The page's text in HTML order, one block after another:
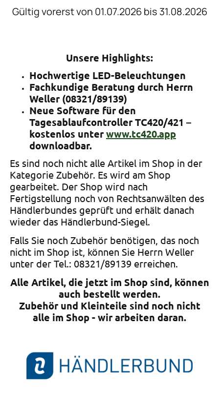
Gültig vorerst von 01.07.2026 bis 31.08.2026
Unsere Highlights:
Hochwertige LED-Beleuchtungen
Fachkundige Beratung durch Herrn
Weller (08321/89139)
Neue Software für den
Tagesablaufcontroller TC420/421 –
kostenlos unterwww.tc420.app
downloadbar.
Es sind noch nicht alle Artikel im Shop in der
Kategorie Zubehör. Es wird am Shop
gearbeitet. Der Shop wird nach
Fertigstellung noch von Rechtsanwälten des
Händlerbundes geprüft und erhält danach
wieder das Händlerbund-Siegel.
Falls Sie noch Zubehör benötigen, das noch
nicht im Shop ist, können Sie Herrn Weller
unter der Tel.: 08321/89139 erreichen.
Alle Artikel, die jetzt im Shop sind, können
auch bestellt werden.
Zubehör und Kleinteile sind noch nicht
alle im Shop - wir arbeiten daran.